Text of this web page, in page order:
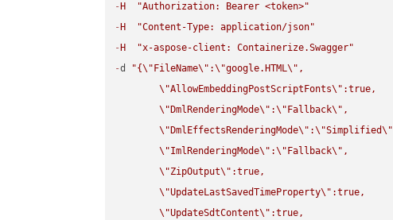
- H
"Authorization: Bearer <token>"
- H
"Content-Type: application/json"
- H
"x-aspose-client: Containerize.Swagger"
-d "{\" FileName\" :\"google.HTML\" ,
\"AllowEmbeddingPostScriptFonts\" :true,
\" DmlRenderingMode\" :\" Fallback\" ,
\" DmlEffectsRenderingMode\" :\"Simplified\"
\"ImlRenderingMode\" :\" Fallback\" ,
\"ZipOutput\" :true,
\"UpdateLastSavedTimeProperty\" :true,
\"UpdateSdtContent\" :true,